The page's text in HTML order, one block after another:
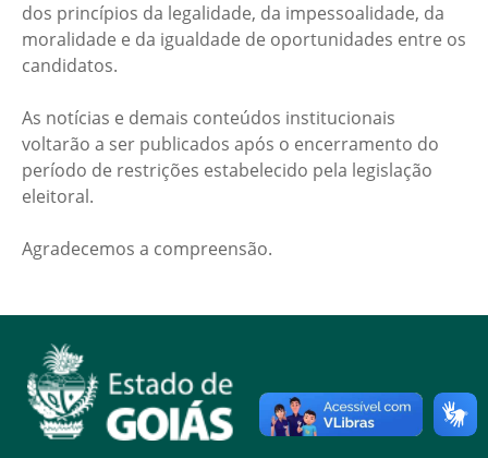
dos princípios da legalidade, da impessoalidade, da
moralidade e da igualdade de oportunidades entre os
candidatos.
As notícias e demais conteúdos institucionais
voltarão a ser publicados após o encerramento do
período de restrições estabelecido pela legislação
eleitoral.
Agradecemos a compreensão.